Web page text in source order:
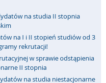
na studia II stopnia
na I i II stopień studiów od 3
rekrutacji!
w sprawie odstąpienia
II stopnia
na studia niestacjonarne